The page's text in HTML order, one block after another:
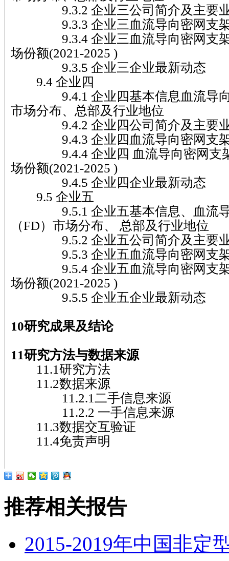
9.3.2 企业三公司简介及主要
9.3.3 企业三血流导向密网支架
9.3.4 企业三血流导向密网支架
场份额(2021-2025 )
9.3.5 企业三企业最新动态
9.4 企业四
9.4.1 企业四基本信息血流导向
市场分布、总部及行业地位
9.4.2 企业四公司简介及主要
9.4.3 企业四血流导向密网支架
9.4.4 企业四 血流导向密网支架
场份额(2021-2025 )
9.4.5 企业四企业最新动态
9.5 企业五
9.5.1 企业五基本信息、血流导
（FD）市场分布、 总部及行业地位
9.5.2 企业五公司简介及主要
9.5.3 企业五血流导向密网支架
9.5.4 企业五血流导向密网支架
场份额(2021-2025 )
9.5.5 企业五企业最新动态
10研究成果及结论
11研究方法与数据来源
11.1研究方法
11.2数据来源
11.2.1二手信息来源
11.2.2 一手信息来源
11.3数据交互验证
11.4免责声明
推荐相关报告
2015-2019年中国非定